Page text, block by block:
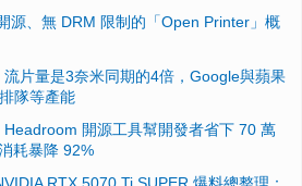
源、無 DRM 限制的「Open Printer」概
片量是3奈米同期的4倍，Google與蘋果
隊等產能
開源工具幫開發者省下 70 萬
耗暴降 92%